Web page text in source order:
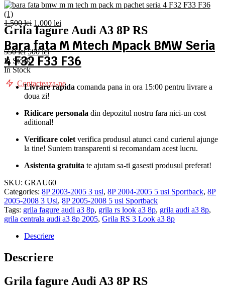
1.500lei Prețul
inițial
a
fost:
1.500 lei.
1.000 lei
curent
este:
1.000 lei.
Bara fata M Mtech Mpack BMW Seria
4 F32 F33 F36
Contacteaza-ne
Grila fagure Audi A3 8P RS
550leiPrețul
inițial
a
550 lei.
500leiPrețul
curent
este:
In Stock
In Stock
Livrare rapida comanda pana in ora 15:00 pentru livrare a
doua zi!
Ridicare personala din depozitul nostru fara nici-un cost
aditional!
Verificare colet verifica produsul atunci cand curierul ajunge
la tine! Suntem transparenti si recomandam acest lucru.
Asistenta gratuita te ajutam sa-ti gasesti produsul preferat!
SKU: GRAU60
Categories: 8P 2003-2005 3 usi, 8P 2004-2005 5 usi Sportback, 8P
2005-2008 3 Usi, 8P 2005-2008 5 usi Sportback
Tags: grila fagure audi a3 8p, grila rs look a3 8p, grila audi a3 8p,
grila centrala audi a3 8p 2005, Grila RS 3 Look a3 8p
Descriere
Descriere
Grila fagure Audi A3 8P RS